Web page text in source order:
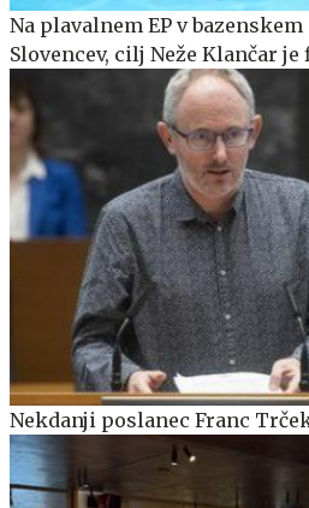
Na plavalnem EP v
Slovencev, cilj Neže Klančar je
Nekdanji poslanec Franc